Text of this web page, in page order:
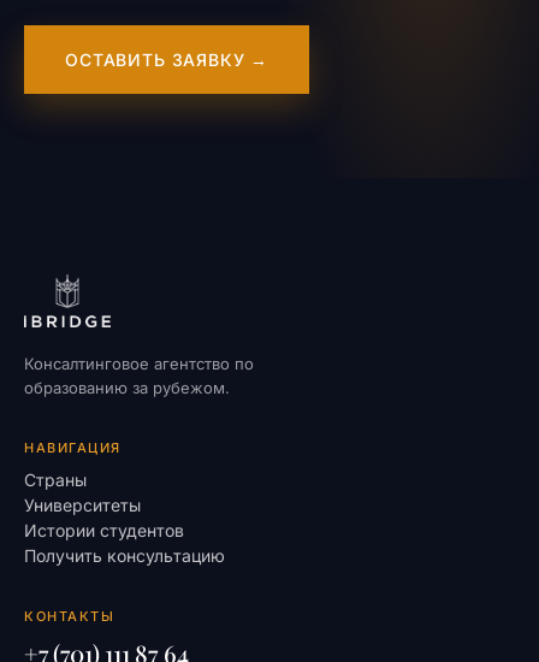
ОСТАВИТЬ ЗАЯВКУ →
Консалтинговое агентство по
образованию за рубежом.
НАВИГАЦИЯ
Страны
Университеты
Истории студентов
Получить консультацию
КОНТАКТЫ
+7 (701) 111 87 64